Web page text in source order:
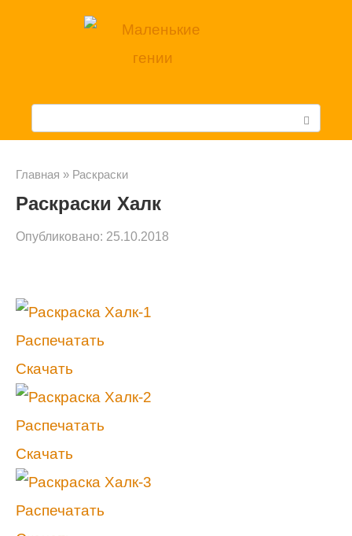
Главная » Раскраски
Раскраски Халк
Опубликовано: 25.10.2018
Распечатать
Скачать
Распечатать
Скачать
Распечатать